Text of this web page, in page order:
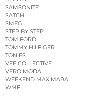
SAMSONITE
SATCH
SMEG
STEP BY STEP
TOM FORD
TOMMY HILFIGER
TONIES
VEE COLLECTIVE
VERO MODA
WEEKEND MAX MARA
WMF